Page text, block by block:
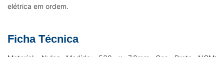
elétrica em ordem.
Ficha Técnica